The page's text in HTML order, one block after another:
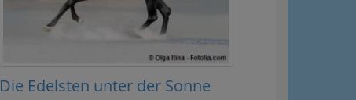
Die Edelsten unter der Sonne